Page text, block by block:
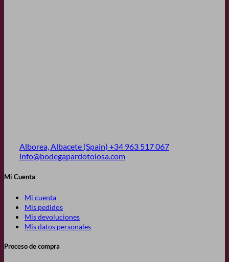
Alborea, Albacete (Spain) +34 963 517 067
info@bodegapardotolosa.com
Mi Cuenta
Mi cuenta
Mis pedidos
Mis devoluciones
Mis datos personales
Proceso de compra